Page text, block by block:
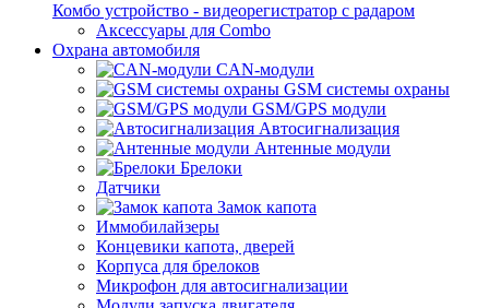
Комбо устройство - видеорегистратор с радаром
Аксессуары для Combo
Охрана автомобиля
CAN-модули
GSM системы охраны
GSM/GPS модули
Автосигнализация
Антенные модули
Брелоки
Датчики
Замок капота
Иммобилайзеры
Концевики капота, дверей
Корпуса для брелоков
Микрофон для автосигнализации